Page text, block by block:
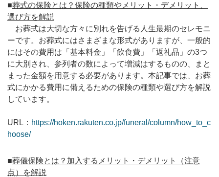
■葬式の保険とは？保険の種類やメリット・デメリット、
選び方を解説
お葬式は大切な方々に別れを告げる人生最期のセレモニ
ーです。お葬式にはさまざまな形式がありますが、一般的
にはその費用は「基本料金」「飲食費」「返礼品」の3つ
に大別され、参列者の数によって増減はするものの、まと
まった金額を用意する必要があります。本記事では、お葬
式にかかる費用に備えるための保険の種類や選び方を解説
しています。
URL： https://hoken.rakuten.co.jp/funeral/column/how_to_c
hoose/
■葬儀保険とは？加入するメリット・デメリット（注意
点）を解説